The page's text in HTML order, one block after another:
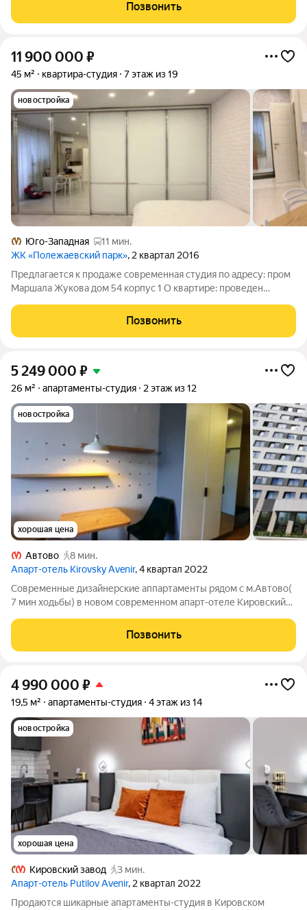
2022 года постройки
Позвонить
11 900 000 ₽
45 м² квартира-студия 7 этаж из 19
новостройка
Юго-Западная
11 мин.
ЖК «Полежаевский парк», 2 квартал 2016
Предлагается к продаже современная студия по адресу: пром
Маршала Жукова дом 54 корпус 1 О квартире: проведен
шумоизоляцией, 3 ступени защиты. + в санузле установлена
сантехника известных мировых брендов (
Позвонить
5 249 000 ₽
26 м² апартаменты-студия 2 этаж из 12
новостройка
хорошая цена
Автово
8 мин.
Апарт-отель Kirovsky Avenir, 4 квартал 2022
Современные дизайнерские аппартаменты рядом с м.Автово(
7 мин ходьбы) в новом современном апарт-отеле Кировский
кафе и рестораны Хорошая транспортная доступность. На
метро до Невского доедете
Позвонить
4 990 000 ₽
19,5 м² апартаменты-студия 4 этаж из 14
новостройка
хорошая цена
Кировский завод
3 мин.
Апарт-отель Putilov Avenir, 2 квартал 2022
Продаются шикарные апартаменты-студия в Кировском